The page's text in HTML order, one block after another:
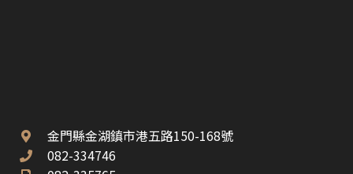
金門縣金湖鎮市港五路150-168號
082-334746